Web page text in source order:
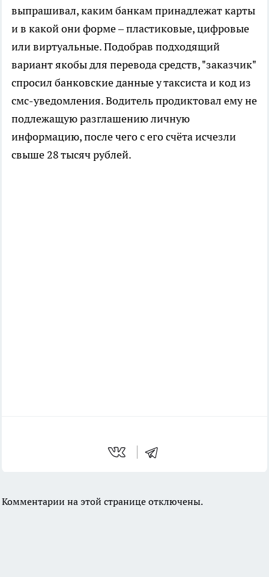
выпрашивал, каким банкам принадлежат карты
и в какой они форме – пластиковые, цифровые
или виртуальные. Подобрав подходящий
вариант якобы для перевода средств, "заказчик"
спросил банковские данные у таксиста и код из
смс-уведомления. Водитель продиктовал ему не
подлежащую разглашению личную
информацию, после чего с его счёта исчезли
свыше 28 тысяч рублей.
Комментарии на этой странице отключены.